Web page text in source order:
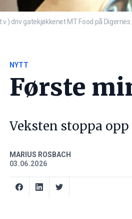
driv gatekjøkkenet MT Food på
NYTT
Første
Veksten stoppa
MARIUS ROSBACH
03.06.2026